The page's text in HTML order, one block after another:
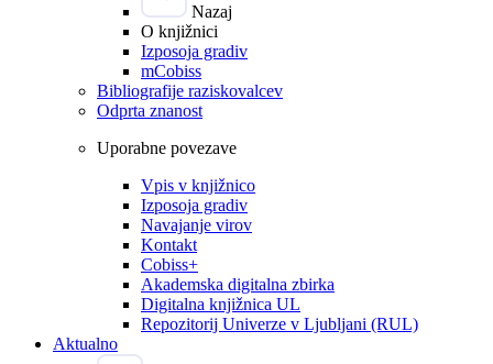
Nazaj
O knjižnici
Izposoja gradiv
mCobiss
Bibliografije raziskovalcev
Odprta znanost
Uporabne povezave
Vpis v knjižnico
Izposoja gradiv
Navajanje virov
Kontakt
Cobiss+
Akademska digitalna zbirka
Digitalna knjižnica UL
Repozitorij Univerze v Ljubljani (RUL)
Aktualno